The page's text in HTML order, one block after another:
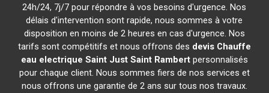
24h/24, 7j/7 pour répondre à vos besoins d'urgence. Nos
délais d'intervention sont rapide, nous sommes à votre
disposition en moins de 2 heures en cas d'urgence. Nos
tarifs sont compétitifs et nous offrons des devis Chauffe
eau electrique Saint Just Saint Rambertpersonnalisés
pour chaque client. Nous sommes fiers de nos services et
nous offrons une garantie de 2 ans sur tous nos travaux.